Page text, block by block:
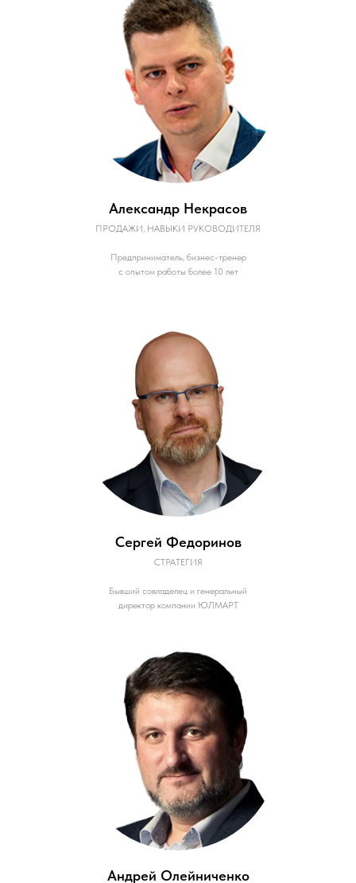
Александр Некрасов
ПРОДАЖИ, НАВЫКИ РУКОВОДИТЕЛЯ
Предприниматель, бизнес-тренер
с опытом работы более 10 лет
Сергей Федоринов
СТРАТЕГИЯ
Бывший совладелец и генеральный
директор компании ЮЛМАРТ
Андрей Олейниченко